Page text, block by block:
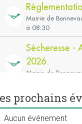
prochains
Aucun événement